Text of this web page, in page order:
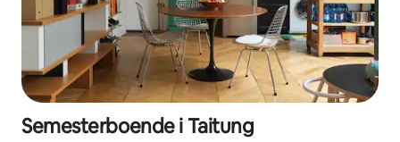
Semesterboende i Taitung